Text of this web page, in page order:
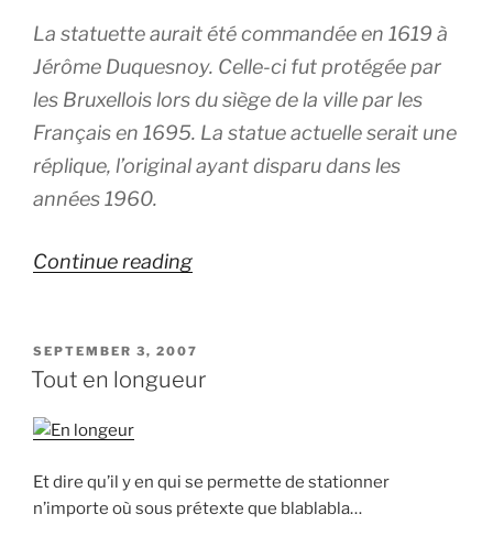
La statuette aurait été commandée en 1619 à
Jérôme Duquesnoy. Celle-ci fut protégée par
les Bruxellois lors du siège de la ville par les
Français en 1695. La statue actuelle serait une
réplique, l’original ayant disparu dans les
années 1960.
Continue reading“Jeanneke
POSTED
ON
SEPTEMBER 3, 2007
Tout en longueur
Et dire qu’il y en qui se permette de stationner
n’importe où sous prétexte que blablabla…